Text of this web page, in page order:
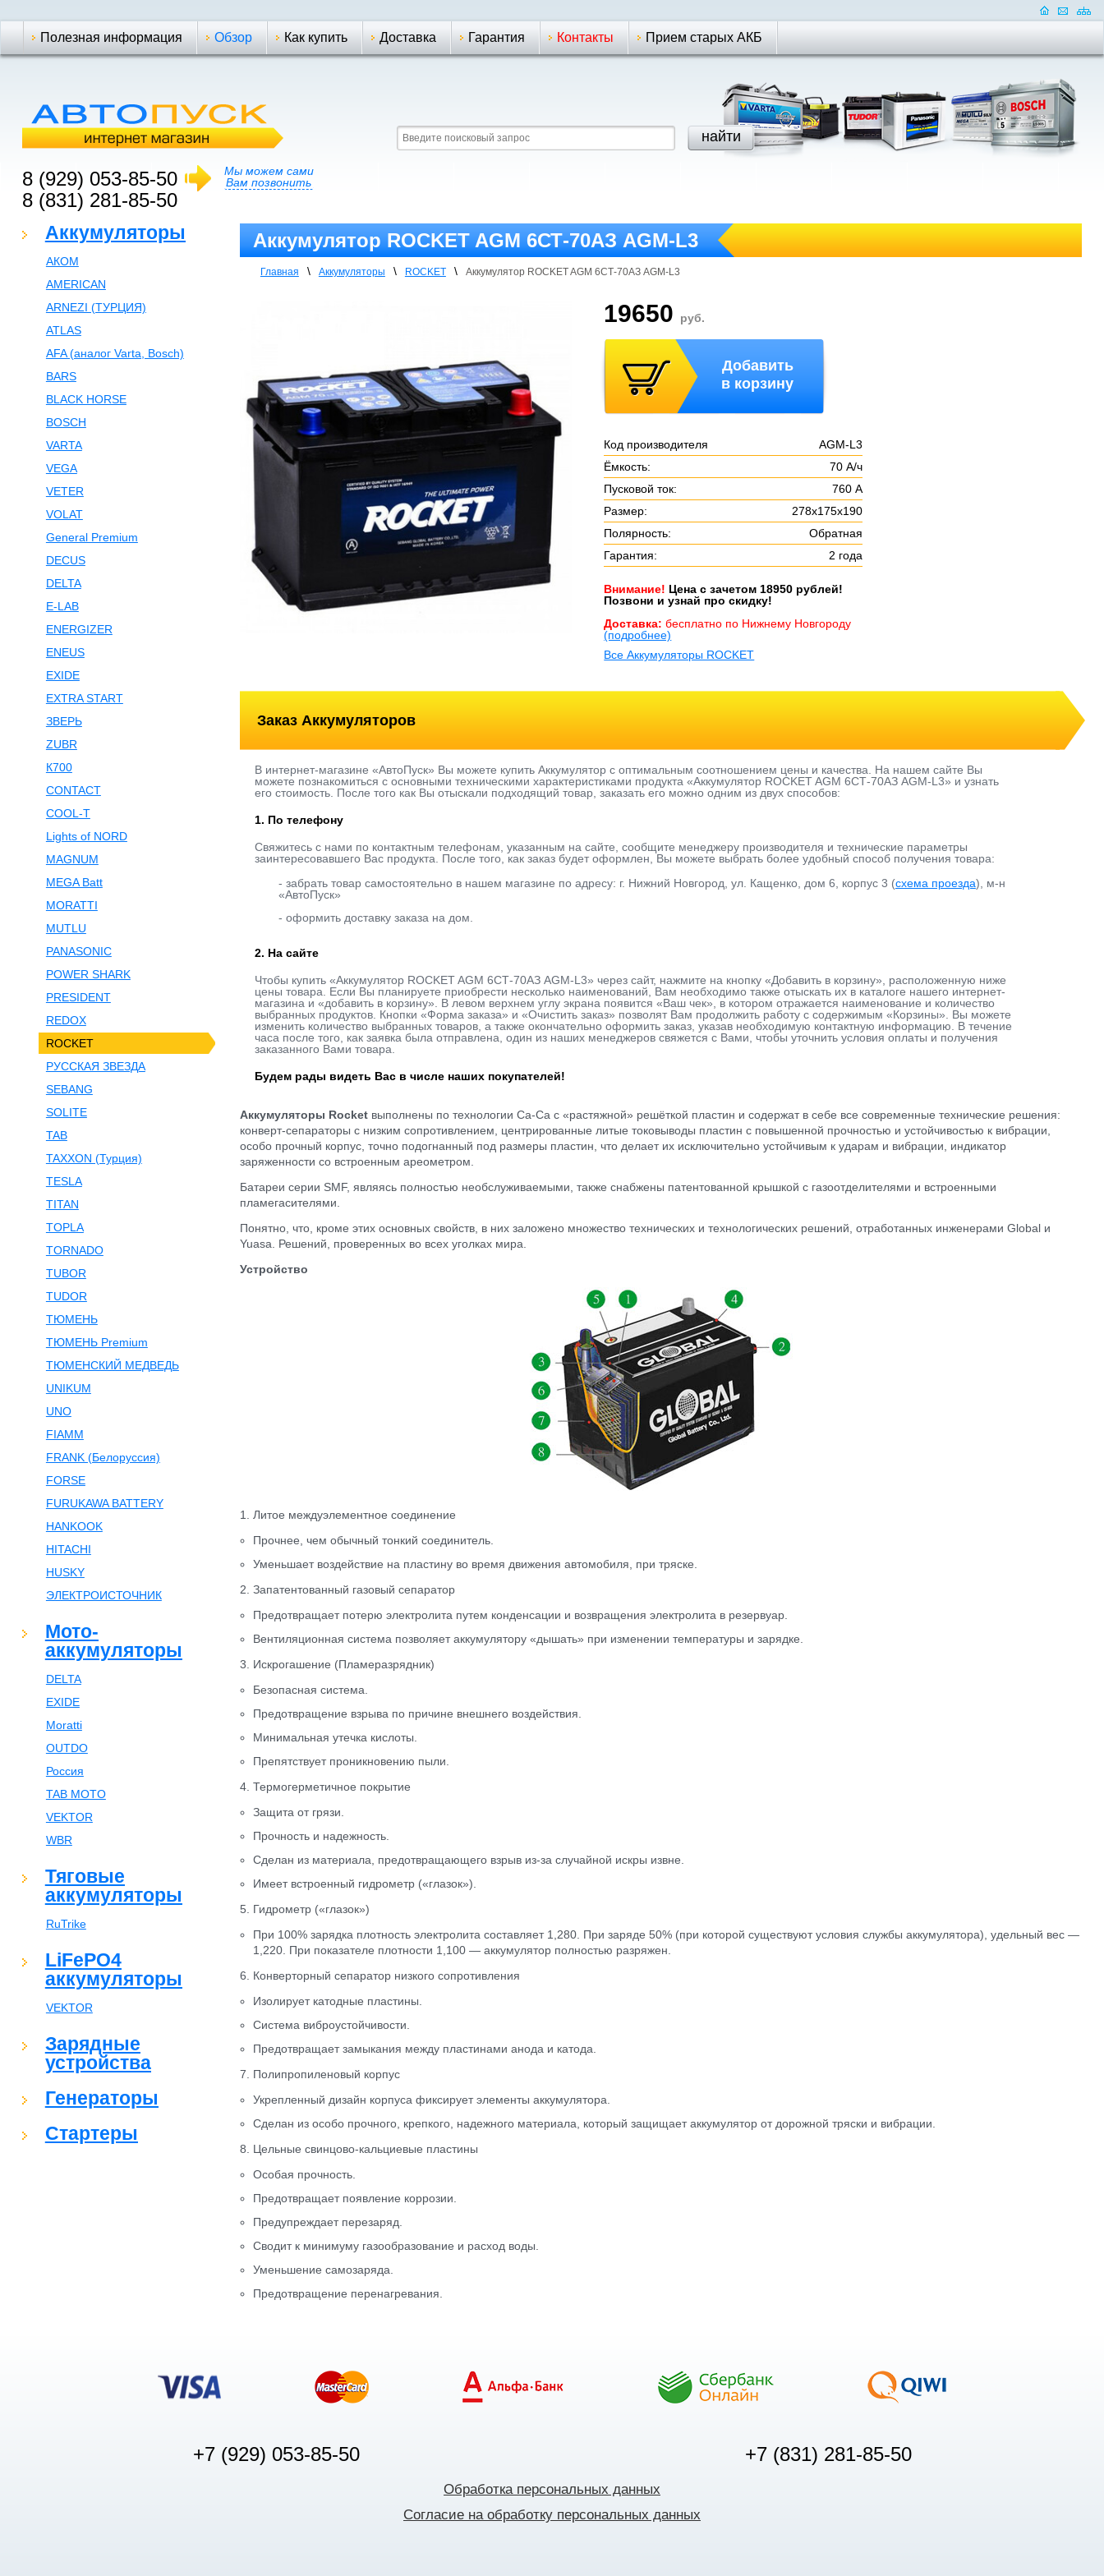
Полезная информация Обзор Как купить Доставка Гарантия Контакты Прием старых АКБ
8 (929) 053-85-50
8 (831) 281-85-50
Мы можем сами
Вам позвонить
Аккумуляторы
АКОМ
AMERICAN
ARNEZI (ТУРЦИЯ)
ATLAS
AFA (аналог Varta, Bosch)
BARS
BLACK HORSE
BOSCH
VARTA
VEGA
VETER
VOLAT
General Premium
DECUS
DELTA
E-LAB
ENERGIZER
ENEUS
EXIDE
EXTRA START
ЗВЕРЬ
ZUBR
К700
CONTACT
COOL-T
Lights of NORD
MAGNUM
MEGA Batt
MORATTI
MUTLU
PANASONIC
POWER SHARK
PRESIDENT
REDOX
ROCKET
РУССКАЯ ЗВЕЗДА
SEBANG
SOLITE
TAB
TAXXON (Турция)
TESLA
TITAN
TOPLA
TORNADO
TUBOR
TUDOR
ТЮМЕНЬ
ТЮМЕНЬ Premium
ТЮМЕНСКИЙ МЕДВЕДЬ
UNIKUM
UNO
FIAMM
FRANK (Белоруссия)
FORSE
FURUKAWA BATTERY
HANKOOK
HITACHI
HUSKY
ЭЛЕКТРОИСТОЧНИК
Мото-
аккумуляторы
DELTA
EXIDE
Moratti
OUTDO
Россия
TAB MOTO
VEKTOR
WBR
Тяговые
аккумуляторы
RuTrike
LiFePO4
аккумуляторы
VEKTOR
Зарядные
устройства
Генераторы
Стартеры
Аккумулятор ROCKET AGM 6СТ-70АЗ AGM-L3
Главная \ Аккумуляторы \ ROCKET \ Аккумулятор ROCKET AGM 6СТ-70АЗ AGM-L3
19650 руб.
Добавить
в корзину
Код производителя
AGM-L3
Ёмкость:
70 А/ч
Пусковой ток:
760 А
Размер:
278х175х190
Полярность:
Обратная
Гарантия:
2 года
Внимание! Цена с зачетом 18950 рублей!
Позвони и узнай про скидку!
Доставка: бесплатно по Нижнему Новгороду
(подробнее)
Все Аккумуляторы ROCKET
Заказ Аккумуляторов
В интернет-магазине «АвтоПуск» Вы можете купить Аккумулятор с оптимальным соотношением цены и качества. На нашем сайте Вы
можете познакомиться с основными техническими характеристиками продукта «Аккумулятор ROCKET AGM 6СТ-70АЗ AGM-L3» и узнать
его стоимость. После того как Вы отыскали подходящий товар, заказать его можно одним из двух способов:
1. По телефону
Свяжитесь с нами по контактным телефонам, указанным на сайте, сообщите менеджеру производителя и технические параметры
заинтересовавшего Вас продукта. После того, как заказ будет оформлен, Вы можете выбрать более удобный способ получения товара:
- забрать товар самостоятельно в нашем магазине по адресу: г. Нижний Новгород, ул. Кащенко, дом 6, корпус 3 (схема проезда), м-н
«АвтоПуск»
- оформить доставку заказа на дом.
2. На сайте
Чтобы купить «Аккумулятор ROCKET AGM 6СТ-70АЗ AGM-L3» через сайт, нажмите на кнопку «Добавить в корзину», расположенную ниже
цены товара. Если Вы планируете приобрести несколько наименований, Вам необходимо также отыскать их в каталоге нашего интернет-
магазина и «добавить в корзину». В левом верхнем углу экрана появится «Ваш чек», в котором отражается наименование и количество
выбранных продуктов. Кнопки «Форма заказа» и «Очистить заказ» позволят Вам продолжить работу с содержимым «Корзины». Вы можете
изменить количество выбранных товаров, а также окончательно оформить заказ, указав необходимую контактную информацию. В течение
часа после того, как заявка была отправлена, один из наших менеджеров свяжется с Вами, чтобы уточнить условия оплаты и получения
заказанного Вами товара.
Будем рады видеть Вас в числе наших покупателей!
Аккумуляторы Rocketвыполнены по технологии Ca-Ca c «растяжной» решёткой пластин и содержат в себе все современные технические решения:
конверт-сепараторы с низким сопротивлением, центрированные литые токовыводы пластин с повышенной прочностью и устойчивостью к вибрации,
особо прочный корпус, точно подогнанный под размеры пластин, что делает их исключительно устойчивым к ударам и вибрации, индикатор
заряженности со встроенным ареометром.
Батареи серии SMF, являясь полностью необслуживаемыми, также снабжены патентованной крышкой с газоотделителями и встроенными
пламегасителями.
Понятно, что, кроме этих основных свойств, в них заложено множество технических и технологических решений, отработанных инженерами Global и
Yuasa. Решений, проверенных во всех уголках мира.
Устройство
1. Литое междуэлементное соединение
Прочнее, чем обычный тонкий соединитель.
Уменьшает воздействие на пластину во время движения автомобиля, при тряске.
2. Запатентованный газовый сепаратор
Предотвращает потерю электролита путем конденсации и возвращения электролита в резервуар.
Вентиляционная система позволяет аккумулятору «дышать» при изменении температуры и зарядке.
3. Искрогашение (Пламеразрядник)
Безопасная система.
Предотвращение взрыва по причине внешнего воздействия.
Минимальная утечка кислоты.
Препятствует проникновению пыли.
4. Термогерметичное покрытие
Защита от грязи.
Прочность и надежность.
Сделан из материала, предотвращающего взрыв из-за случайной искры извне.
Имеет встроенный гидрометр («глазок»).
5. Гидрометр («глазок»)
При 100% зарядка плотность электролита составляет 1,280. При заряде 50% (при которой существуют условия службы аккумулятора), удельный вес —
1,220. При показателе плотности 1,100 — аккумулятор полностью разряжен.
6. Конверторный сепаратор низкого сопротивления
Изолирует катодные пластины.
Система виброустойчивости.
Предотвращает замыкания между пластинами анода и катода.
7. Полипропиленовый корпус
Укрепленный дизайн корпуса фиксирует элементы аккумулятора.
Сделан из особо прочного, крепкого, надежного материала, который защищает аккумулятор от дорожной тряски и вибрации.
8. Цельные свинцово-кальциевые пластины
Особая прочность.
Предотвращает появление коррозии.
Предупреждает перезаряд.
Сводит к минимуму газообразование и расход воды.
Уменьшение самозаряда.
Предотвращение перенагревания.
+7 (929) 053-85-50 +7 (831) 281-85-50
Обработка персональных данных
Согласие на обработку персональных данных